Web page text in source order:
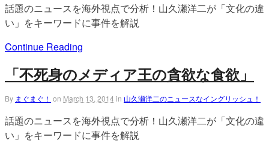
話題のニュースを海外視点で分析！山久瀬洋二が「文化の違
い」をキーワードに事件を解説
Continue Reading
「不死身のメディア王の貪欲な食欲」
By まぐまぐ！ on March 13, 2014 in 山久瀬洋二のニュースなイングリッシュ！
話題のニュースを海外視点で分析！山久瀬洋二が「文化の違
い」をキーワードに事件を解説